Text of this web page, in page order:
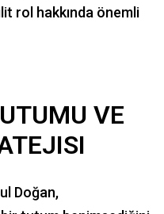
rol hakkında önemli
VE
Doğan,